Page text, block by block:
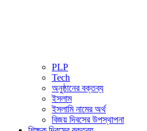
PLP
Tech
অনুষ্ঠানের বক্তব্য
ইসলাম
ইসলামি নামের অর্থ
বিজয় দিবসের উপস্থাপনা